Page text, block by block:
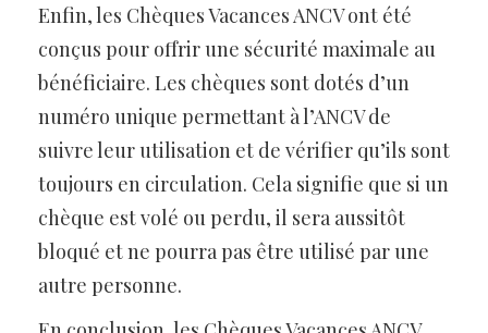
Enfin, les Chèques Vacances ANCV ont été
conçus pour offrir une sécurité maximale au
bénéficiaire. Les chèques sont dotés d’un
numéro unique permettant à l’ANCV de
suivre leur utilisation et de vérifier qu’ils sont
toujours en circulation. Cela signifie que si un
chèque est volé ou perdu, il sera aussitôt
bloqué et ne pourra pas être utilisé par une
autre personne.